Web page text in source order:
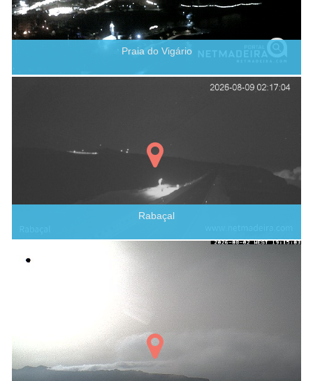
Praia do Vigário
Rabaçal